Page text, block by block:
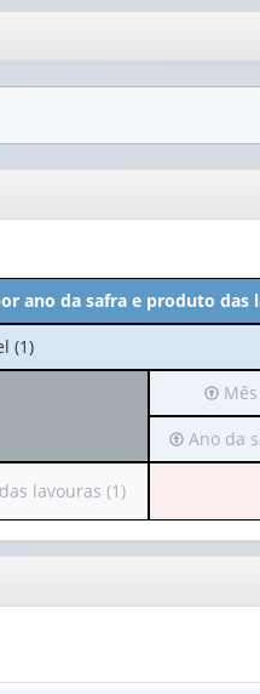
ano da safra e produto das
(1)
Irá
para
o
1
valor):
Mês
Mês
Irá
para
(possui
apenas
valor):
da
Ano da
lavouras (1)